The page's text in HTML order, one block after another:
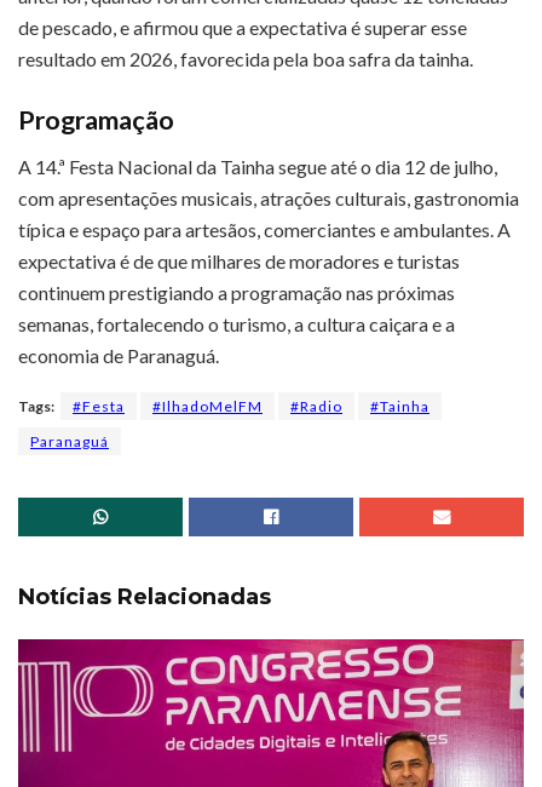
de pescado, e afirmou que a expectativa é superar esse
resultado em 2026, favorecida pela boa safra da tainha.
Programação
A 14.ª Festa Nacional da Tainha segue até o dia 12 de julho,
com apresentações musicais, atrações culturais, gastronomia
típica e espaço para artesãos, comerciantes e ambulantes. A
expectativa é de que milhares de moradores e turistas
continuem prestigiando a programação nas próximas
semanas, fortalecendo o turismo, a cultura caiçara e a
economia de Paranaguá.
Tags: #Festa #IlhadoMelFM #Radio
#Tainha
Paranaguá
Notícias Relacionadas